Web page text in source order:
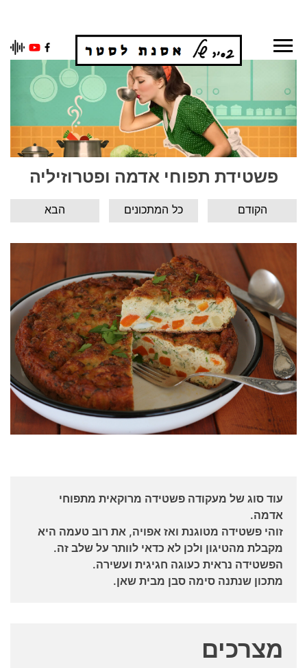
Skip
פשטידת תפוחי אדמה ופטרוזיליה
הבא כל המתכונים הקודם
עוד סוג של מעקודה פשטידה מרוקאית מתפוחי
אדמה.
זוהי פשטידה מטוגנת ואז אפויה, את רוב טעמה היא
מקבלת מהטיגון ולכן לא כדאי לוותר על שלב זה.
הפשטידה נראית כעוגה חגיגית ועשירה.
מתכון שנתנה סימה סבן מבית שאן.
מצרכים